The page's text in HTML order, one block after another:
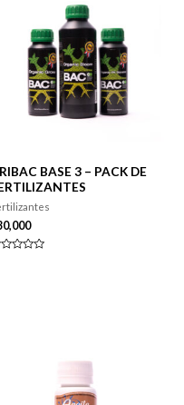
BASE 3 – PACK DE